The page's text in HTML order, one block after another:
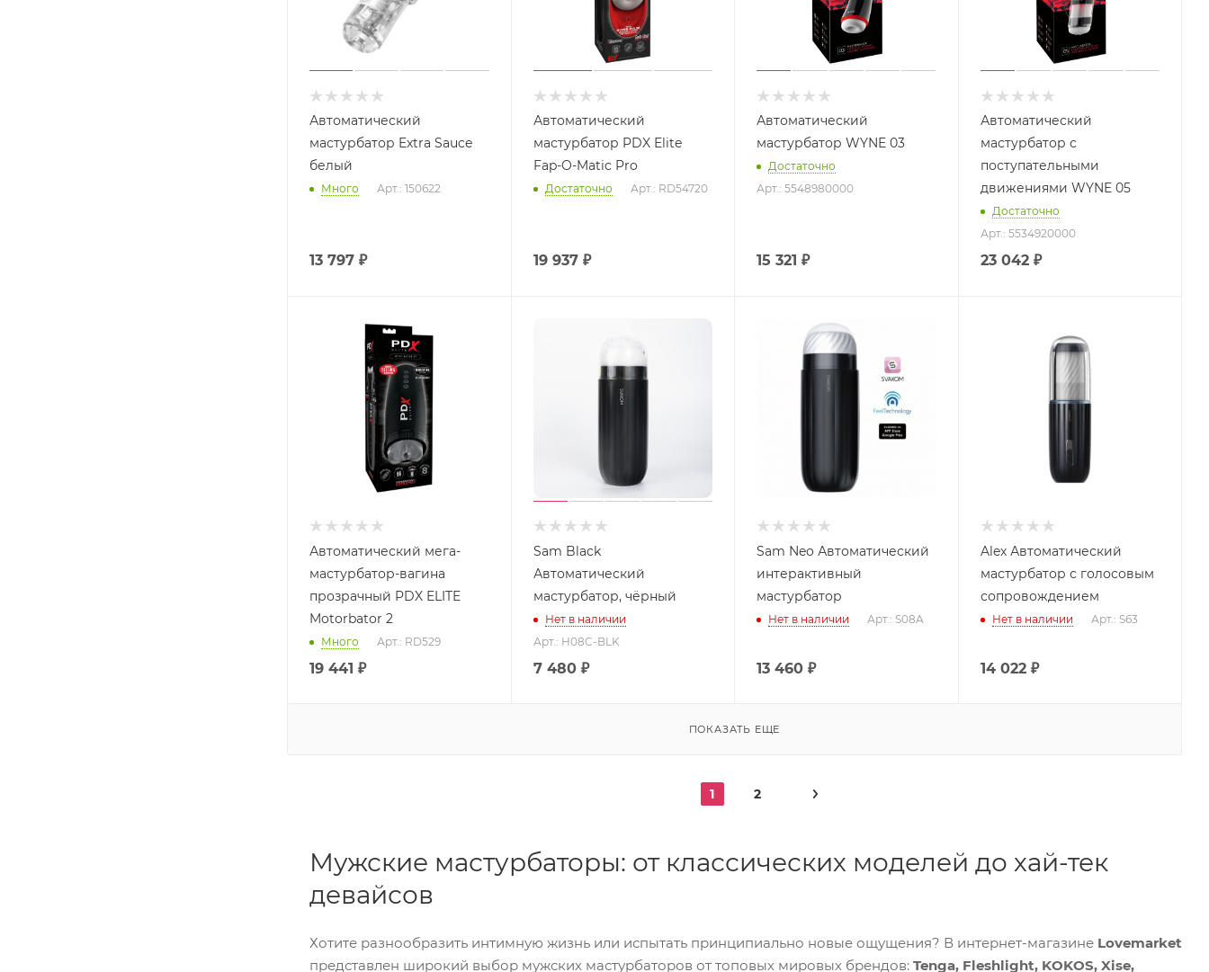
Автоматический
мастурбатор Extra Sauce
белый
Много Арт.: 150622
13 797 ₽
Автоматический
мастурбатор PDX Elite
Fap-O-Matic Pro
Достаточно Арт.: RD54720
19 937₽
Автоматический
мастурбатор WYNE 03
Достаточно
Арт.: 5548980000
15 321 ₽
Автоматический
мастурбатор с
поступательными
движениями WYNE 05
Достаточно
Арт.: 5534920000
23 042₽
Автоматический мега-
мастурбатор-вагина
прозрачный PDX ELITE
Motorbator 2
Много Арт.: RD529
19 441 ₽
Sam Black
Автоматический
мастурбатор, чёрный
Нет в наличии
Арт.: H08C-BLK
7 480₽
Sam Neo Автоматический
интерактивный
мастурбатор
Нет в наличии Арт.: S08A
13 460 ₽
Alex Автоматический
мастурбатор с голосовым
сопровождением
Нет в наличии Арт.: S63
14 022₽
ПОКАЗАТЬ ЕЩЕ
1 2
Мужские мастурбаторы: от классических моделей до хай-тек
девайсов
Хотите разнообразить интимную жизнь или испытать принципиально новые ощущения? В интернет-магазине Lovemarket
представлен широкий выбор мужских мастурбаторов от топовых мировых брендов: Tenga, Fleshlight, KOKOS, Xise,